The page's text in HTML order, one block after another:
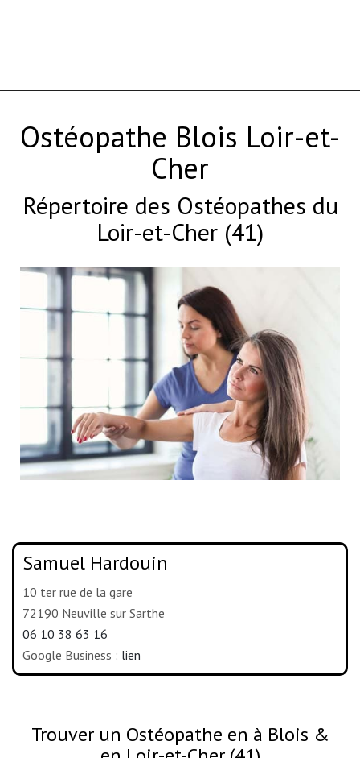
Ostéopathe Blois Loir-et-
Cher
Répertoire des Ostéopathes du
Loir-et-Cher (41)
Samuel Hardouin
10 ter rue de la gare
72190 Neuville sur Sarthe
06 10 38 63 16
Google Business : lien
Trouver un Ostéopathe en à Blois &